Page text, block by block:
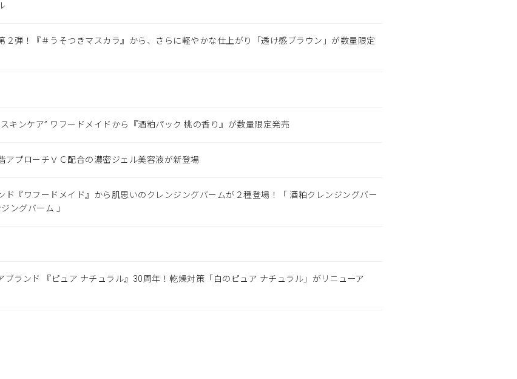
２弾！『＃うそつきマスカラ』から、さらに軽やかな仕上がり「透け感ブラウン」が数量限定
キンケア” ワフードメイドから『酒粕パック 桃の香り』が数量限定発売
アプローチＶＣ配合の濃密ジェル美容液が新登場
ド『ワフードメイド』から肌思いのクレンジングバームが２種登場！「 酒粕クレンジングバー
ングバーム 」
ブランド 『ピュア ナチュラル』30周年！乾燥対策「白のピュア ナチュラル」がリニューア